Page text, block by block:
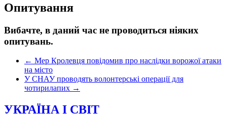
Опитування
Вибачте, в даний час не проводиться ніяких
опитувань.
← Мер Кролевця повідомив про наслідки ворожої атаки
на місто
У СНАУ проводять волонтерські операції для
чотирилапих →
УКРАЇНА І СВІТ